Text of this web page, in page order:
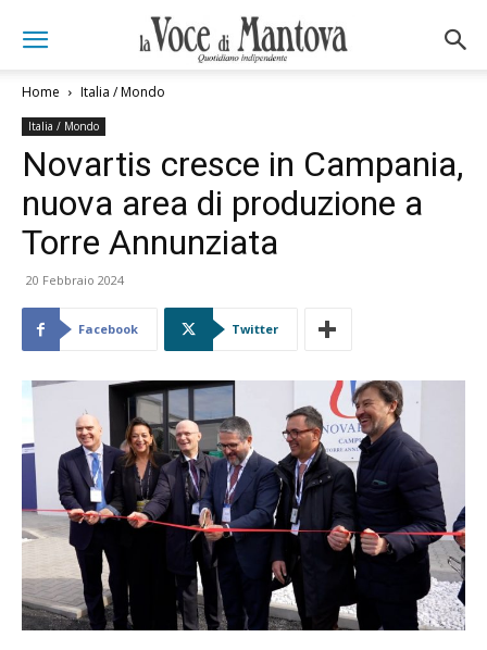
Home Italia / Mondo
Italia / Mondo
Novartis cresce in Campania,
nuova area di produzione a
Torre Annunziata
20 Febbraio 2024
Facebook Twitter